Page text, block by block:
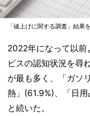
「値上げに関する調査」結果
2022年になって以前
ビスの認知状況を尋
が最も多く、「ガソ
熱」(61.9%)、「日
と続いた。